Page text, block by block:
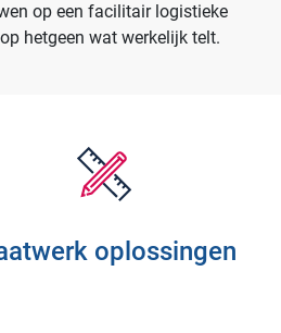
op een facilitair logistieke
hetgeen wat werkelijk telt.
oplossingen